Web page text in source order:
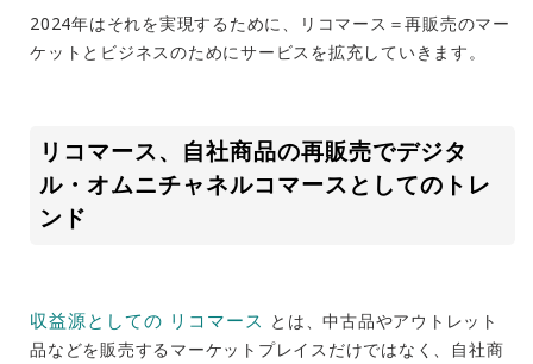
2024年はそれを実現するために、リコマース＝再販売のマー
ケットとビジネスのためにサービスを拡充していきます。
リコマース、自社商品の再販売でデジタ
ル・オムニチャネルコマースとしてのトレ
ンド
収益源としての リコマース とは、中古品やアウトレット
品などを販売するマーケットプレイスだけではなく、自社商